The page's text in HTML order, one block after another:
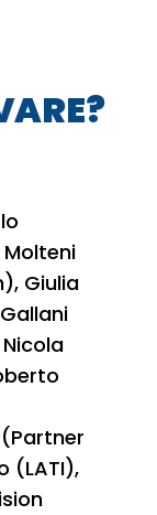
Giulia
(LATI),